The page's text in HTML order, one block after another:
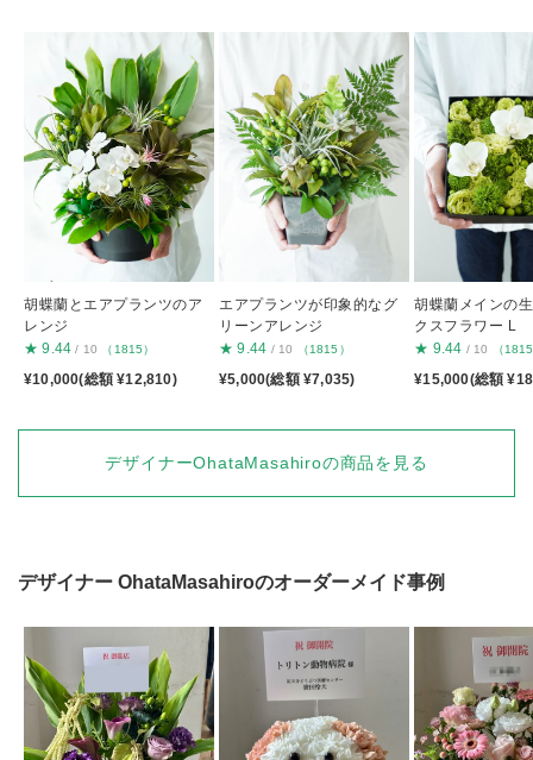
胡蝶蘭とエアプランツのア
レンジ
★ 9.44 / 10 （1815）
¥10,000(総額 ¥12,810)
エアプランツが印象的なグ
リーンアレンジ
★ 9.44 / 10 （1815）
¥5,000(総額 ¥7,035)
胡蝶蘭メインの
クスフラワー L
★ 9.44 / 10 （
¥15,000(総額
デザイナーOhataMasahiroの商品を見る
デザイナー OhataMasahiroのオーダーメイド事例